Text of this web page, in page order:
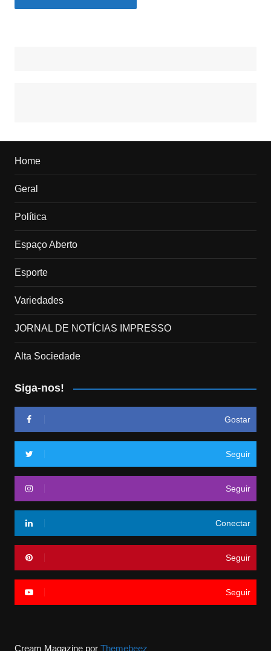
Home
Geral
Política
Espaço Aberto
Esporte
Variedades
JORNAL DE NOTÍCIAS IMPRESSO
Alta Sociedade
Siga-nos!
Gostar
Seguir
Seguir
Conectar
Seguir
Seguir
Cream Magazine por Themebeez